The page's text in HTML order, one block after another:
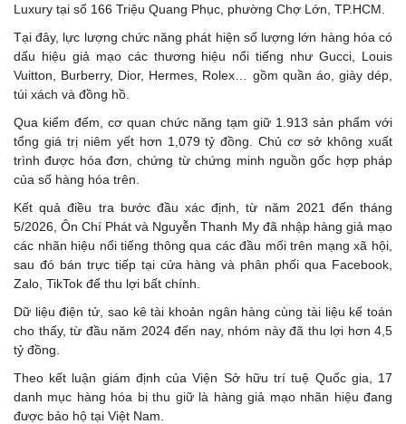
Luxury tại số 166 Triệu Quang Phục, phường Chợ Lớn, TP.HCM.
Tại đây, lực lượng chức năng phát hiện số lượng lớn hàng hóa có
dấu hiệu giả mạo các thương hiệu nổi tiếng như Gucci, Louis
Vuitton, Burberry, Dior, Hermes, Rolex… gồm quần áo, giày dép,
túi xách và đồng hồ.
Qua kiểm đếm, cơ quan chức năng tạm giữ 1.913 sản phẩm với
tổng giá trị niêm yết hơn 1,079 tỷ đồng. Chủ cơ sở không xuất
trình được hóa đơn, chứng từ chứng minh nguồn gốc hợp pháp
của số hàng hóa trên.
Kết quả điều tra bước đầu xác định, từ năm 2021 đến tháng
5/2026, Ôn Chí Phát và Nguyễn Thanh My đã nhập hàng giả mạo
các nhãn hiệu nổi tiếng thông qua các đầu mối trên mạng xã hội,
sau đó bán trực tiếp tại cửa hàng và phân phối qua Facebook,
Zalo, TikTok để thu lợi bất chính.
Dữ liệu điện tử, sao kê tài khoản ngân hàng cùng tài liệu kế toán
cho thấy, từ đầu năm 2024 đến nay, nhóm này đã thu lợi hơn 4,5
tỷ đồng.
Theo kết luận giám định của Viện Sở hữu trí tuệ Quốc gia, 17
danh mục hàng hóa bị thu giữ là hàng giả mạo nhãn hiệu đang
được bảo hộ tại Việt Nam.